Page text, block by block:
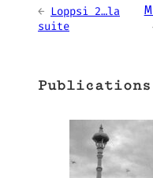
← Loppsi 2…la
suite